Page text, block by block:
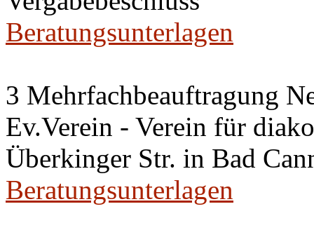
Beratungsunterlagen
3 Mehrfachbeauftragung
Ev.Verein - Verein für
Überkinger Str. in Bad
Beratungsunterlagen